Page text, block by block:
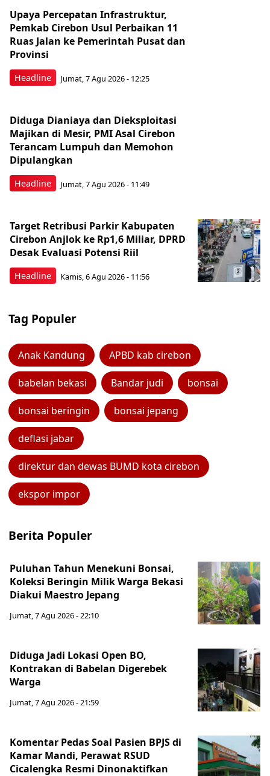
Headline
Upaya Percepatan Infrastruktur,
Pemkab Cirebon Usul Perbaikan 11
Ruas Jalan ke Pemerintah Pusat dan
Provinsi
Jumat, 7 Agu 2026 - 12:25
Headline
Diduga Dianiaya dan Dieksploitasi
Majikan di Mesir, PMI Asal Cirebon
Terancam Lumpuh dan Memohon
Dipulangkan
Jumat, 7 Agu 2026 - 11:49
Headline
Target Retribusi Parkir Kabupaten
Cirebon Anjlok ke Rp1,6 Miliar, DPRD
Desak Evaluasi Potensi Riil
Kamis, 6 Agu 2026 - 11:56
Tag Populer
Anak Kandung APBD kab cirebon
babelan bekasi Bandar judi bonsai
bonsai beringin bonsai jepang
deflasi jabar
direktur dan dewas BUMD kota cirebon
ekspor impor
Berita Populer
Puluhan Tahun Menekuni Bonsai,
Koleksi Beringin Milik Warga Bekasi
Diakui Maestro Jepang
Jumat, 7 Agu 2026 - 22:10
Diduga Jadi Lokasi Open BO,
Kontrakan di Babelan Digerebek
Warga
Jumat, 7 Agu 2026 - 21:59
Komentar Pedas Soal Pasien BPJS di
Kamar Mandi, Perawat RSUD
Cicalengka Resmi Dinonaktifkan